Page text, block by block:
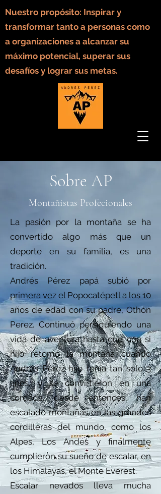
Nuestro propósito: Inspirar y
transformar tanto a personas como
a organizaciones a alcanzar su
máximo potencial, superar sus
desafíos y lograr sus metas.
Sobre AP
Montañistas Profecionales
La pasión por la montaña se ha
convertido algo más que un
deporte en su familia, es una
tradición.
Andrés Pérez papá subió por
primera vez el Popocatépetl a los 10
años de edad con su padre, Othón
Perez. Continuó persiguiendo una
vida de aventura hasta que con si
hijo retomó la montaña cuando
Andrés Pérez hijo tenía tan solo 3
años, y se convirtieron en una
cordada, desde entonces, han
escalado montañas en las grandes
cordilleras del mundo, como los
Alpes, Los Andes y finalmente
cumplieron su sueño de escalar, en
los Himalayas, el Monte Everest.
Escalar nevados lleva mucha